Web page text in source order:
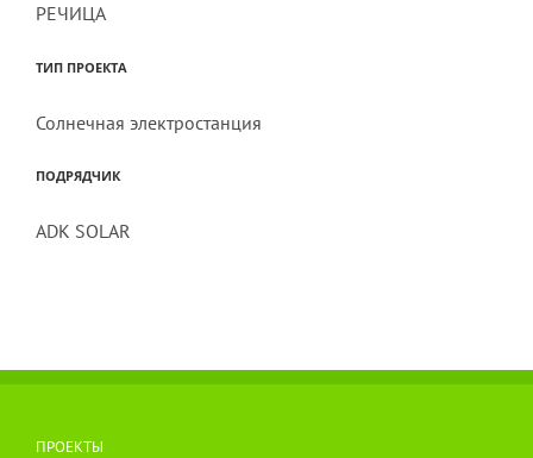
РЕЧИЦА
ТИП ПРОЕКТА
Солнечная электростанция
ПОДРЯДЧИК
ADK SOLAR
ПРОЕКТЫ